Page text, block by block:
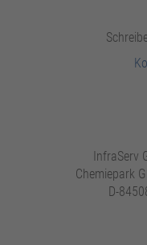
InfraServ
Chemiepark
D-